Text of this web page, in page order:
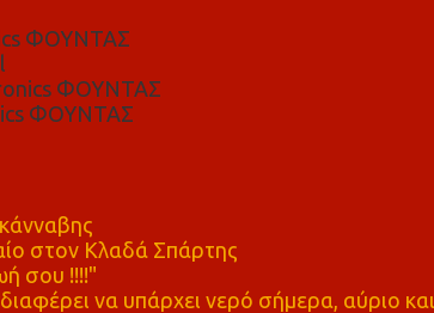
ΦΟΥΝΤΑΣ
ΦΟΥΝΤΑΣ
ΦΟΥΝΤΑΣ
στον Κλαδά Σπάρτης
σου !!!!"
να υπάρχει νερό σήμερα, αύριο και